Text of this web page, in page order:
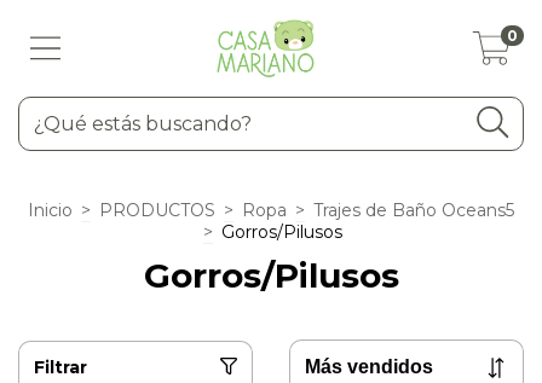
0
Inicio > PRODUCTOS > Ropa > Trajes de Baño Oceans5
> Gorros/Pilusos
Gorros/Pilusos
Filtrar